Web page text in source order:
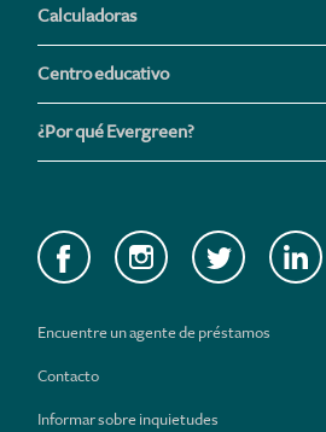
Calculadoras
Centro educativo
¿Por qué Evergreen?
Encuentre un agente de préstamos
Contacto
Informar sobre inquietudes